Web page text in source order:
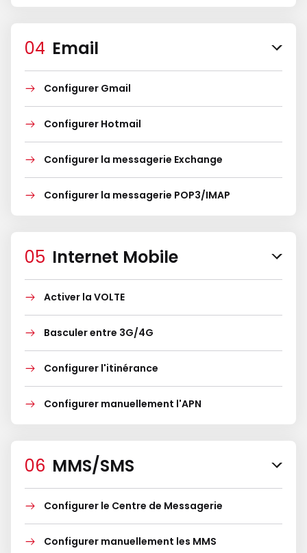
Email
Configurer Gmail
Configurer Hotmail
Configurer la messagerie Exchange
Configurer la messagerie POP3/IMAP
Internet Mobile
Activer la VOLTE
Basculer entre 3G/4G
Configurer l'itinérance
Configurer manuellement l'APN
MMS/SMS
Configurer le Centre de Messagerie
Configurer manuellement les MMS